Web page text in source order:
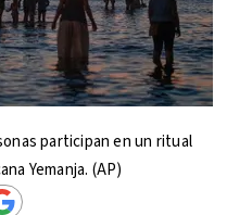
participan en un ritual
Yemanja. (AP)